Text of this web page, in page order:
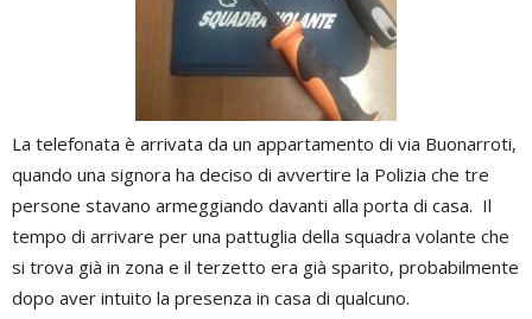
La telefonata è arrivata da un appartamento di via Buonarroti,
quando una signora ha deciso di avvertire la Polizia che tre
persone stavano armeggiando davanti alla porta di casa. Il
tempo di arrivare per una pattuglia della squadra volante che
si trova già in zona e il terzetto era già sparito, probabilmente
dopo aver intuito la presenza in casa di qualcuno.